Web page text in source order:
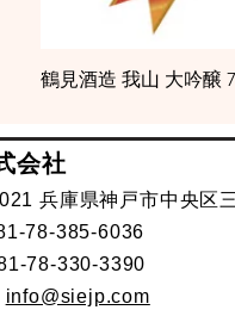
鶴見酒造 我山 大吟醸
会社
兵庫県神戸市中央区
78-385-6036
78-330-3390
info@siejp.com